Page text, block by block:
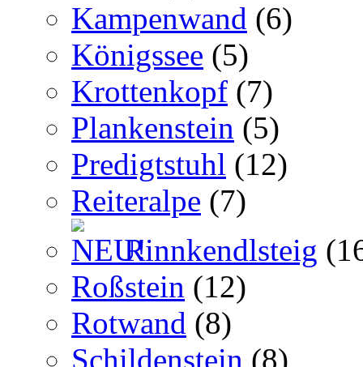
Kampenwand (6)
Königssee (5)
Krottenkopf (7)
Plankenstein (5)
Predigtstuhl (12)
Reiteralpe (7)
Rinnkendlsteig
Roßstein (12)
Rotwand (8)
Schildenstein (8)